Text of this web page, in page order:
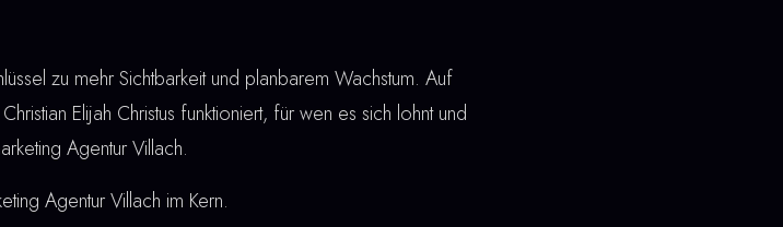
zu mehr Sichtbarkeit und planbarem Wachstum. Auf
Elijah Christus funktioniert, für wen es sich lohnt und
Agentur Villach.
Agentur Villach im Kern.